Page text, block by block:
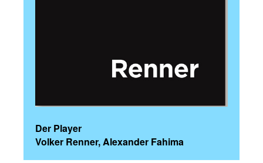
Der Player
Volker Renner, Alexander Fahima